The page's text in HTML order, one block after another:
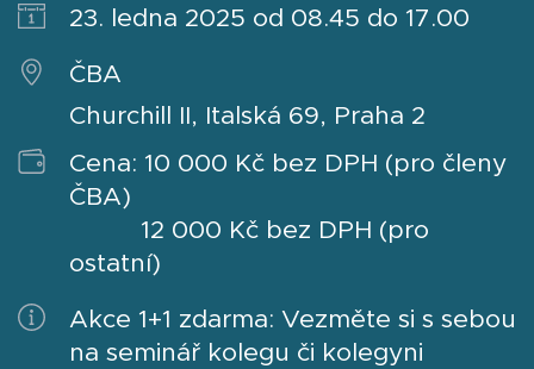
23. ledna 2025 od 08.45 do 17.00
ČBA
Churchill II, Italská 69, Praha 2
Cena: 10 000 Kč bez DPH (pro členy
ČBA)
12 000 Kč bez DPH (pro
ostatní)
Akce 1+1 zdarma: Vezměte si s sebou
na seminář kolegu či kolegyni